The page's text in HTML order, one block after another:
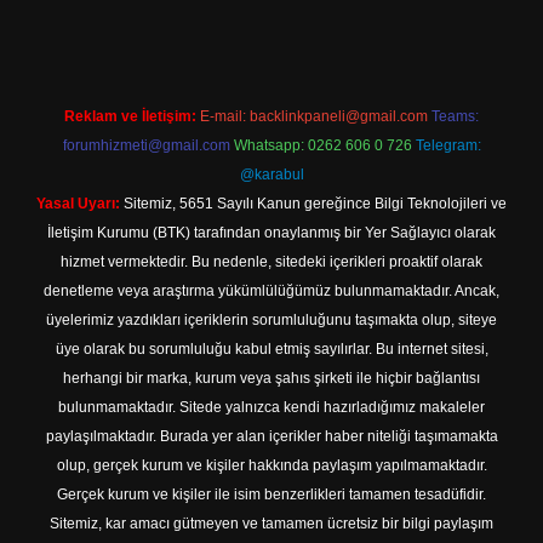
Reklam ve İletişim: E-mail: backlinkpaneli@gmail.com Teams:
forumhizmeti@gmail.com Whatsapp: 0262 606 0 726 Telegram:
@karabul
Yasal Uyarı: Sitemiz, 5651 Sayılı Kanun gereğince Bilgi Teknolojileri ve
İletişim Kurumu (BTK) tarafından onaylanmış bir Yer Sağlayıcı olarak
hizmet vermektedir. Bu nedenle, sitedeki içerikleri proaktif olarak
denetleme veya araştırma yükümlülüğümüz bulunmamaktadır. Ancak,
üyelerimiz yazdıkları içeriklerin sorumluluğunu taşımakta olup, siteye
üye olarak bu sorumluluğu kabul etmiş sayılırlar. Bu internet sitesi,
herhangi bir marka, kurum veya şahıs şirketi ile hiçbir bağlantısı
bulunmamaktadır. Sitede yalnızca kendi hazırladığımız makaleler
paylaşılmaktadır. Burada yer alan içerikler haber niteliği taşımamakta
olup, gerçek kurum ve kişiler hakkında paylaşım yapılmamaktadır.
Gerçek kurum ve kişiler ile isim benzerlikleri tamamen tesadüfidir.
Sitemiz, kar amacı gütmeyen ve tamamen ücretsiz bir bilgi paylaşım